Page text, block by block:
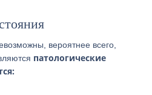
вероятнее всего,
патологические